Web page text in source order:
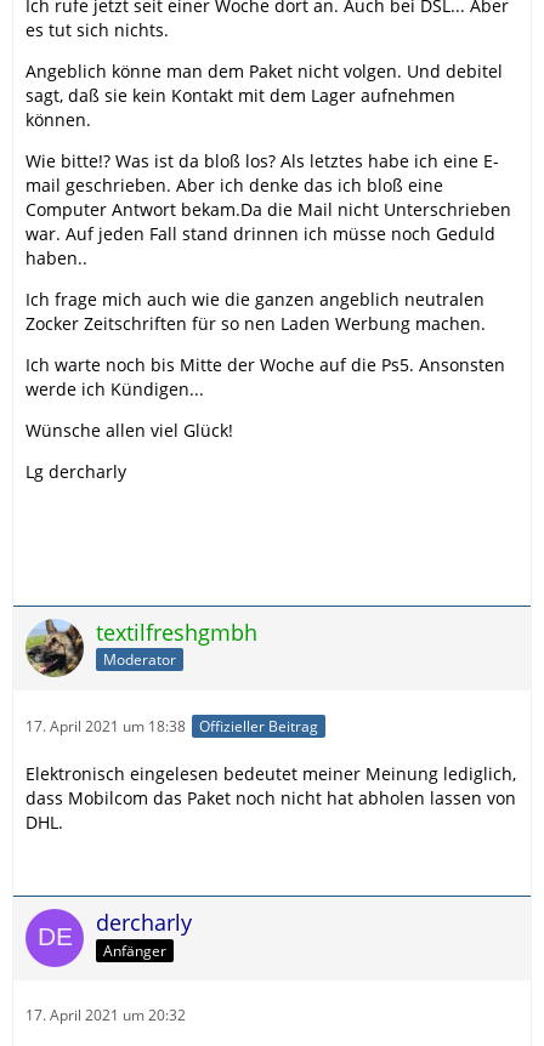
Ich rufe jetzt seit einer Woche dort an. Auch bei DSL... Aber
es tut sich nichts.
Angeblich könne man dem Paket nicht volgen. Und debitel
sagt, daß sie kein Kontakt mit dem Lager aufnehmen
können.
Wie bitte!? Was ist da bloß los? Als letztes habe ich eine E-
mail geschrieben. Aber ich denke das ich bloß eine
Computer Antwort bekam.Da die Mail nicht Unterschrieben
war. Auf jeden Fall stand drinnen ich müsse noch Geduld
haben..
Ich frage mich auch wie die ganzen angeblich neutralen
Zocker Zeitschriften für so nen Laden Werbung machen.
Ich warte noch bis Mitte der Woche auf die Ps5. Ansonsten
werde ich Kündigen...
Wünsche allen viel Glück!
Lg dercharly
textilfreshgmbh
Moderator
17. April 2021 um 18:38 Offizieller Beitrag
Elektronisch eingelesen bedeutet meiner Meinung lediglich,
dass Mobilcom das Paket noch nicht hat abholen lassen von
DHL.
dercharly
Anfänger
17. April 2021 um 20:32